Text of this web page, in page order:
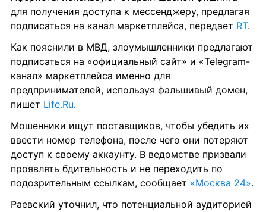
для получения доступа к мессенджеру, предлагая
подписаться на канал маркетплейса, передает RT.
Как пояснили в МВД, злоумышленники предлагают
подписаться на «официальный сайт» и «Telegram-
канал» маркетплейса именно для
предпринимателей, используя фальшивый домен,
пишет Life.Ru.
Мошенники ищут поставщиков, чтобы убедить их
ввести номер телефона, после чего они потеряют
доступ к своему аккаунту. В ведомстве призвали
проявлять бдительность и не переходить по
подозрительным ссылкам, сообщает «Москва 24».
Раевский уточнил, что потенциальной аудиторией